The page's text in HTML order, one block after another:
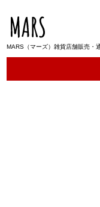
MARS（マーズ）雑貨店舗販売・